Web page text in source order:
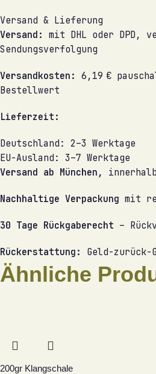
Versand & Lieferung
Versand: mit DHL oder DPD,
Sendungsverfolgung
Versandkosten: 6,19 €
Bestellwert
Lieferzeit:
Deutschland: 2–3 Werktage
EU-Ausland: 3–7 Werktage
Versand ab München,
Nachhaltige Verpackung mit
30 Tage Rückgaberecht –
Rückerstattung: Geld-zurück-
Ähnliche
200gr Klangschale